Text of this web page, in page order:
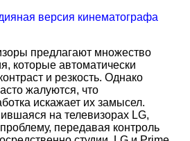
версия кинематографа
предлагают множество
которые автоматически
и резкость. Однако
жалуются, что
искажает их замысел.
на телевизорах LG,
передавая контроль